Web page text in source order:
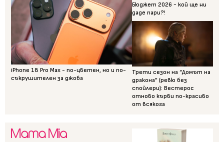
iPhone 18 Pro Max - по-цветен, но и по-
съкрушителен за джоба
Бюджет 2026 - кой ще ни
даде пари?!
Трети сезон на “Домът на
дракона” (ревю без
спойлери): Вестерос
отново кърви по-красиво
от всякога